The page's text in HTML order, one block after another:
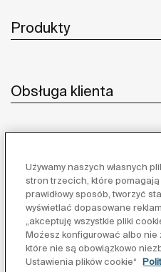
Produkty
Obsługa klienta
Inspiracja
Używamy naszych własnych
stron trzecich, które
prawidłowy sposób, tworzyć
wyświetlać dopasowane
„akceptuję wszystkie pliki
Możesz konfigurować albo
które nie są obowiązkowo
Ustawienia plików cookie“